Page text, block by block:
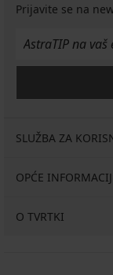
Prijavite se na
SLUŽBA ZA
OPĆE
O TVRTKI